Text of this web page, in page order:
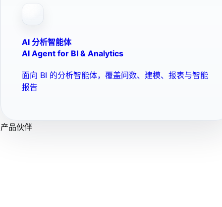
AI 分析智能体
AI Agent for BI & Analytics
面向 BI 的分析智能体，覆盖问数、建模、报表与智能
报告
产品伙伴